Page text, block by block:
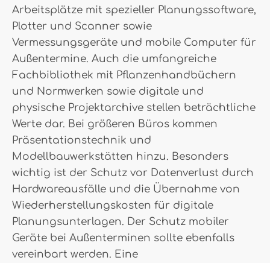
Arbeitsplätze mit spezieller Planungssoftware,
Plotter und Scanner sowie
Vermessungsgeräte und mobile Computer für
Außentermine. Auch die umfangreiche
Fachbibliothek mit Pflanzenhandbüchern
und Normwerken sowie digitale und
physische Projektarchive stellen beträchtliche
Werte dar. Bei größeren Büros kommen
Präsentationstechnik und
Modellbauwerkstätten hinzu. Besonders
wichtig ist der Schutz vor Datenverlust durch
Hardwareausfälle und die Übernahme von
Wiederherstellungskosten für digitale
Planungsunterlagen. Der Schutz mobiler
Geräte bei Außenterminen sollte ebenfalls
vereinbart werden. Eine